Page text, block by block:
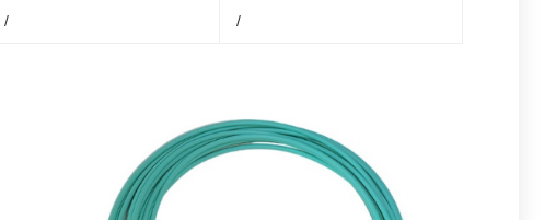
/ /